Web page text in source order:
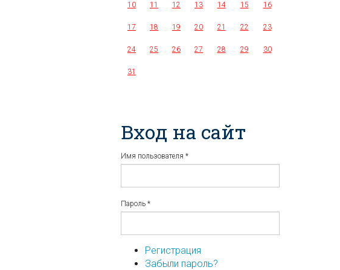
10 11 12 13 14 15 16
17 18 19 20 21 22 23
24 25 26 27 28 29 30
31
Вход на сайт
Имя пользователя *
Пароль *
Регистрация
Забыли пароль?